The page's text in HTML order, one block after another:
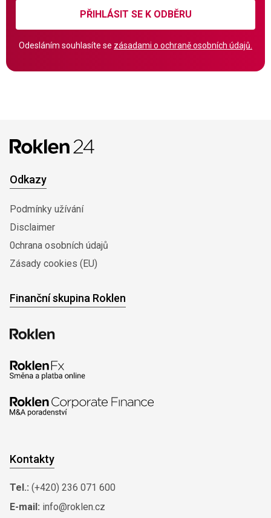
PŘIHLÁSIT SE K ODBĚRU
Odesláním souhlasíte se zásadami o ochraně osobních údajů.
Odkazy
Podmínky užívání
Disclaimer
0chrana osobních údajů
Zásady cookies (EU)
Finanční skupina Roklen
Kontakty
Tel.: (+420) 236 071 600
E-mail: info@roklen.cz